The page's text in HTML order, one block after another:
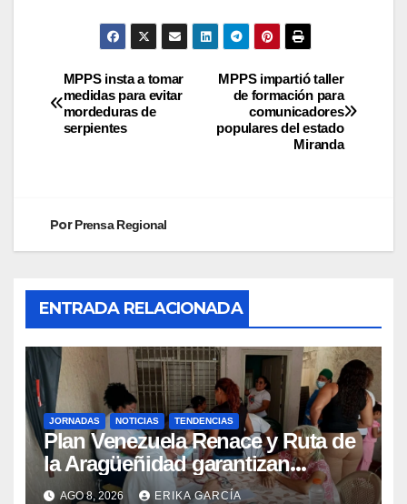
MPPS impartió taller
de formación para
comunicadores
populares del estado
Miranda
MPPS insta a tomar
medidas para evitar
mordeduras de
serpientes
PorPrensa Regional
ENTRADA RELACIONADA
JORNADAS NOTICIAS TENDENCIAS
Plan Venezuela Renace y Ruta de
la Aragüeñidad garantizan
atención médica integral en
AGO 8, 2026 ERIKA GARCÍA